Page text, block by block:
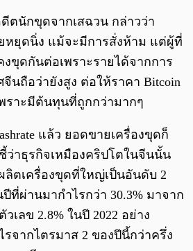
ตนักขุดจากเสฉวน กล่าวว่า
หยุดนิ่ง แม้จะมีการสั่งห้าม แต่ผู้ที่
ขุดกันต่อเพราะรายได้จากการ
จีนถือว่ายังสูง ต่อให้ราคา Bitcoin
ราะมีต้นทุนที่ถูกกว่ามากๆ
แล้ว ยอดขายเครื่องขุดก็
ว่าธุรกิจเหมืองคริปโตในจีนนั้น
ลิตเครื่องขุดที่ใหญ่เป็นอันดับ 2
ปีที่ผ่านมากำไรกว่า 30.3% มาจาก
เลข 2.8% ในปี 2022 อย่าง
จากไตรมาส 2 ของปีนี้กว่าครึ่ง